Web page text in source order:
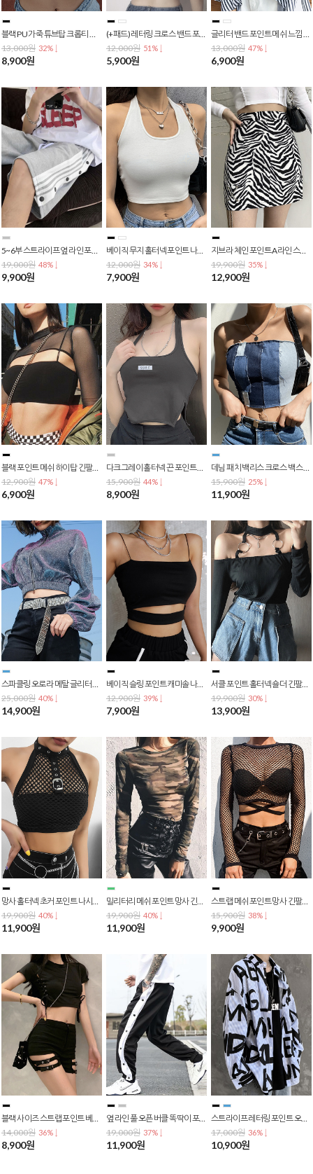
13,000원 32% ↓
8,900원
(+패드) 레터링 크로스 밴드 포인트 스포츠브라 캐미솔 브라탑 T-0073
12,000원 51% ↓
5,900원
13,000원 47% ↓
6,900원
5~6부 스트라이프 옆 라인 포인트 반 오픈 트레이닝 추리닝 숏 반바지 PA-0026
19,000원 48% ↓
9,900원
베이직 무지 홀터넥 포인트 나시티 크롭티 배꼽티 크롭탑 숏티 T-0069
12,000원 34% ↓
7,900원
지브라 체인 포인트 A라인 스커트 PA-0023
19,900원 35% ↓
12,900원
블랙 포인트 메쉬 하이탑 긴팔티 크롭티 배꼽티 크롭탑 숏티 T-0062
12,900원 47% ↓
6,900원
15,900원 44% ↓
8,900원
데님 패치 백리스 크로스 백 스트랩 튜브탑 나시티 크롭티 배꼽티 크롭탑 숏티 T-0059
15,900원 25% ↓
11,900원
스파클링 오로라 메탈 글리터 긴팔 크롭 집업 T-0057
25,000원 40% ↓
14,900원
베이직 슬링 포인트 캐미솔 나시티 크롭티 배꼽티 크롭탑 숏티 T-0054
12,900원 39% ↓
7,900원
서클 포인트 홀터넥 숄더 긴팔티 크롭티 배꼽티 크롭탑 숏티 T-0052
19,900원 30% ↓
13,900원
19,900원 40% ↓
11,900원
19,900원 40% ↓
11,900원
스트랩 메쉬 포인트 망사 긴팔티 크롭티 배꼽티 크롭탑 숏티 T-0044
15,900원 38% ↓
9,900원
14,000원 36% ↓
8,900원
옆 라인 풀 오픈 버클 똑딱이 포인트 트레이닝 추리닝 바지 PA-0021
19,000원 37% ↓
11,900원
스트라이프 레터링 포인트 오버핏 루즈핏 남방 긴팔 셔츠 T-0036
17,000원 36% ↓
10,900원